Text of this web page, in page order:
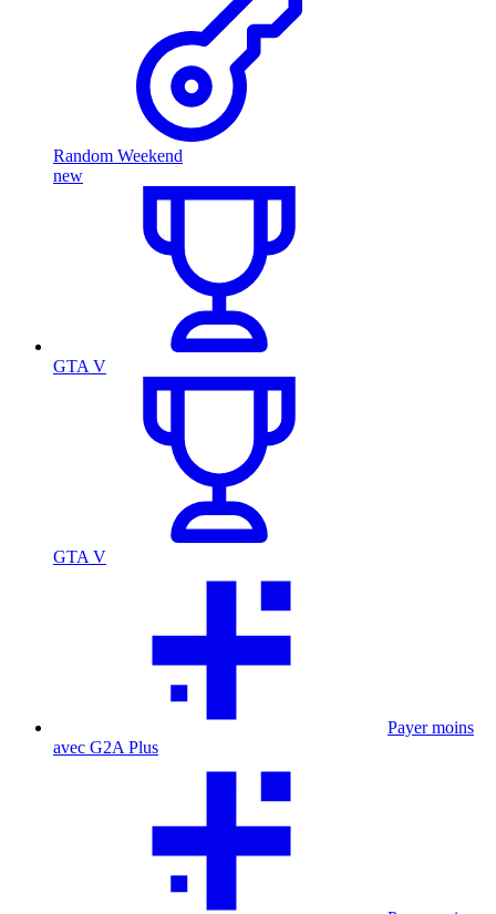
Random Weekend
new
GTA V
GTA V
Payer moins
avec G2A Plus